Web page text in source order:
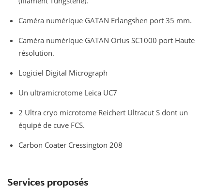
Caméra numérique GATAN Erlangshen port 35 mm.
Caméra numérique GATAN Orius SC1000 port Haute
résolution.
Logiciel Digital Micrograph
Un ultramicrotome Leica UC7
2 Ultra cryo microtome Reichert Ultracut S dont un
équipé de cuve FCS.
Carbon Coater Cressington 208
Services proposés